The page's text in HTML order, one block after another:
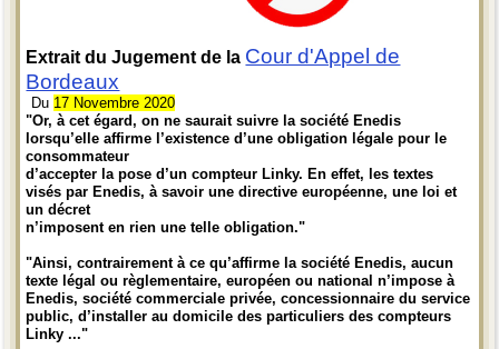
Extrait du Jugement de la Cour d'Appel de
Bordeaux
Du 17 Novembre 2020
"Or, à cet égard, on ne saurait suivre la société Enedis
lorsqu’elle affirme l’existence d’une obligation légale pour le
consommateur
d’accepter la pose d’un compteur Linky. En effet, les textes
visés par Enedis, à savoir une directive européenne, une loi et
un décret
n’imposent en rien une telle obligation."
"Ainsi, contrairement à ce qu’affirme la société Enedis, aucun
texte légal ou règlementaire, européen ou national n’impose à
Enedis, société commerciale privée, concessionnaire du service
public, d’installer au domicile des particuliers des compteurs
Linky ..."